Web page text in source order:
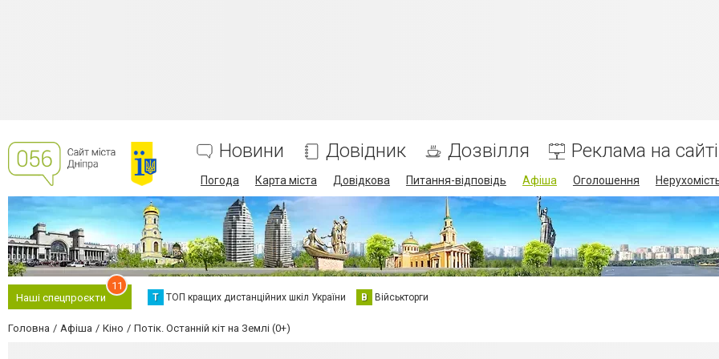
Новини Довідник Дозвілля Реклама на сайті
Погода Карта міста Довідкова Питання-відповідь Афіша Оголошення
Наші спецпроєкти
11
Т ТОП кращих дистанційних шкіл України В Військторги
Головна Афіша Кіно Потік. Останній кіт на Землі (0+)